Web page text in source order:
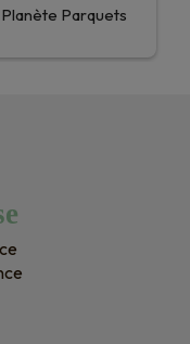
Parquets